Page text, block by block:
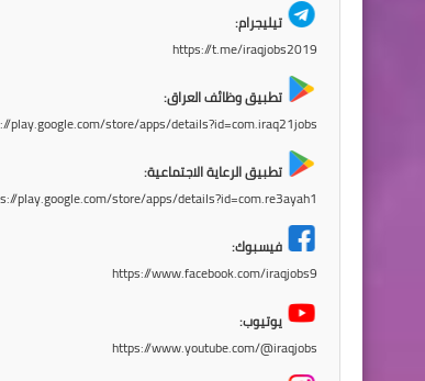
تيليجرام:
https://t.me/iraqjobs2019
تطبيق وظائف العراق:
play.google.com/store/apps/details?id=com.iraq21jobs
تطبيق الرعاية الاجتماعية:
play.google.com/store/apps/details?id=com.re3ayah1
فيسبوك:
https://www.facebook.com/iraqjobs9
يوتيوب:
https://www.youtube.com/@iraqjobs